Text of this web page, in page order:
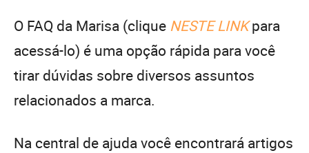
O FAQ da Marisa (clique NESTE LINKpara
acessá-lo) é uma opção rápida para você
tirar dúvidas sobre diversos assuntos
relacionados a marca.
Na central de ajuda você encontrará artigos